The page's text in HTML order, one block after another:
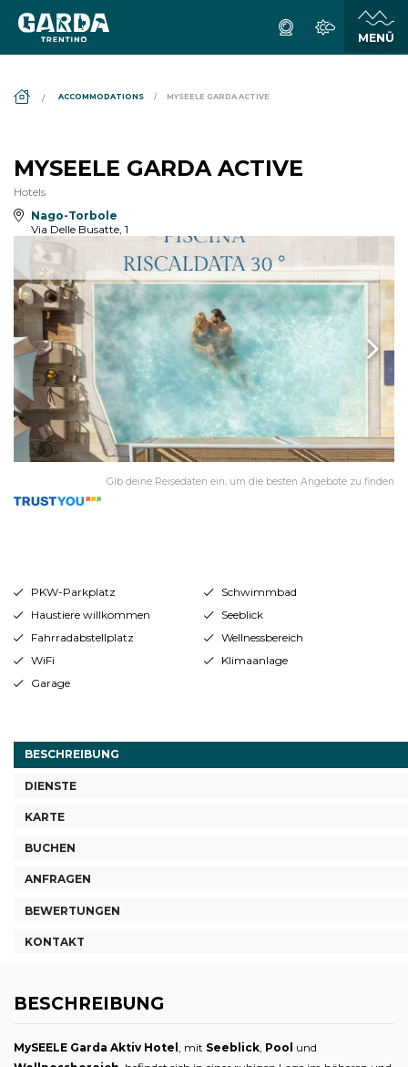
ACCOMMODATIONS MYSEELE GARDA ACTIVE
MYSEELE GARDA ACTIVE
Hotels
Nago-Torbole
Via Delle Busatte, 1
Gib deine Reisedaten ein, um die besten Angebote zu finden
PKW-Parkplatz
Schwimmbad
Haustiere willkommen
Seeblick
Fahrradabstellplatz
Wellnessbereich
WiFi
Klimaanlage
Garage
BESCHREIBUNG
DIENSTE
KARTE
BUCHEN
ANFRAGEN
BEWERTUNGEN
KONTAKT
BESCHREIBUNG
MySEELE Garda Aktiv Hotel , mit Seeblick, Pool und